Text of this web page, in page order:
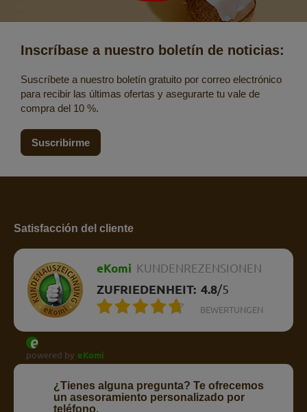
Inscríbase a nuestro boletín de noticias:
Suscríbete a nuestro boletín gratuito por correo electrónico
para recibir las últimas ofertas y asegurarte tu vale de
compra del 10 %.
Suscribirme
Satisfacción del cliente
eKomi KUNDENREZENSIONEN
ZUFRIEDENHEIT: 4.8/5
BEWERTUNGEN
powered by eKomi
¿Tienes alguna pregunta? Te ofrecemos
un asesoramiento personalizado por
teléfono.